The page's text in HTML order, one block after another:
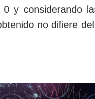
y considerando
no difiere